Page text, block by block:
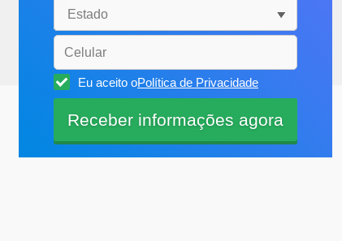
Eu aceito oPolítica de Privacidade